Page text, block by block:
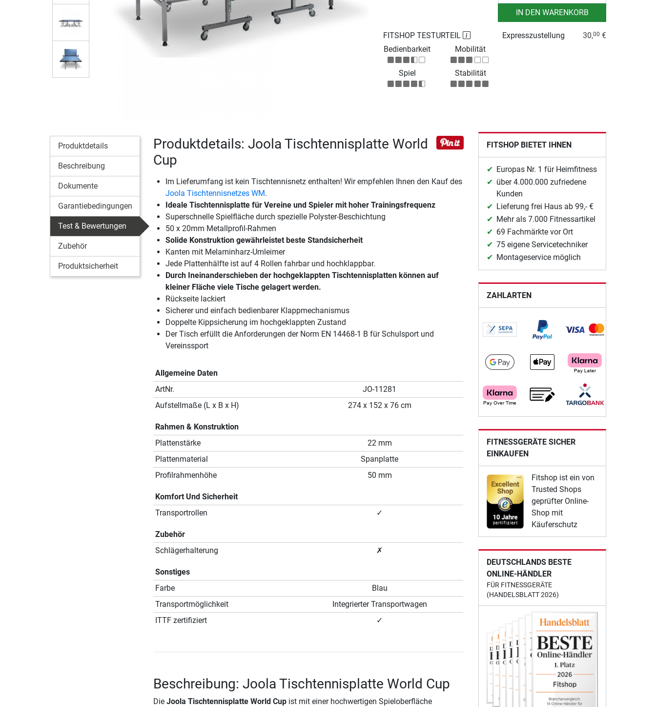
IN DEN WARENKORB
FITSHOP TESTURTEIL
Bedienbarkeit
Mobilität
Spiel Stabilität
Expresszustellung 30,00 €
Produktdetails
Beschreibung
Dokumente
Garantiebedingungen
Test & Bewertungen
Zubehör
Produktsicherheit
Produktdetails: Joola Tischtennisplatte World
Cup
Im Lieferumfang ist kein Tischtennisnetz enthalten! Wir empfehlen Ihnen den Kauf des
Joola Tischtennisnetzes WM.
Ideale Tischtennisplatte für Vereine und Spieler mit hoher Trainingsfrequenz
Superschnelle Spielfläche durch spezielle Polyster-Beschichtung
50 x 20mm Metallprofil-Rahmen
Solide Konstruktion gewährleistet beste Standsicherheit
Kanten mit Melaminharz-Umleimer
Jede Plattenhälfte ist auf 4 Rollen fahrbar und hochklappbar.
Durch Ineinanderschieben der hochgeklappten Tischtennisplatten können auf
kleiner Fläche viele Tische gelagert werden.
Rückseite lackiert
Sicherer und einfach bedienbarer Klappmechanismus
Doppelte Kippsicherung im hochgeklappten Zustand
Der Tisch erfüllt die Anforderungen der Norm EN 14468-1 B für Schulsport und
Vereinssport
Allgemeine Daten
ArtNr.
JO-11281
Aufstellmaße (L x B x H)
274 x 152 x 76 cm
Rahmen & Konstruktion
Plattenstärke
22 mm
Plattenmaterial
Spanplatte
Profilrahmenhöhe
50 mm
Komfort Und Sicherheit
Transportrollen
✓
Zubehör
Schlägerhalterung
✗
Sonstiges
Farbe
Blau
Transportmöglichkeit
Integrierter Transportwagen
ITTF zertifiziert
✓
Beschreibung: Joola Tischtennisplatte World Cup
Die Joola Tischtennisplatte World Cupist mit einer hochwertigen Spieloberfläche
FITSHOP BIETET IHNEN
Europas Nr. 1 für Heimfitness
über 4.000.000 zufriedene
Kunden
Lieferung frei Haus ab 99,- €
Mehr als 7.000 Fitnessartikel
69 Fachmärkte vor Ort
75 eigene Servicetechniker
Montageservice möglich
ZAHLARTEN
FITNESSGERÄTE SICHER
EINKAUFEN
Fitshop ist ein von
Trusted Shops
geprüfter Online-
Shop mit
Käuferschutz
DEUTSCHLANDS BESTE
ONLINE-HÄNDLER
FÜR FITNESSGERÄTE
(HANDELSBLATT 2026)